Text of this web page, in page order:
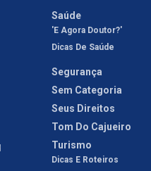
Saúde
'E Agora Doutor?'
Dicas De Saúde
Segurança
Sem Categoria
Seus Direitos
Tom Do Cajueiro
Turismo
Dicas E Roteiros